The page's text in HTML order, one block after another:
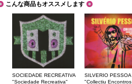
こんな商品もオススメします
SOCIEDADE RECREATIVA
"Sociedade Recreativa"
SILVERIO PESSOA
"Collectiu Encontros